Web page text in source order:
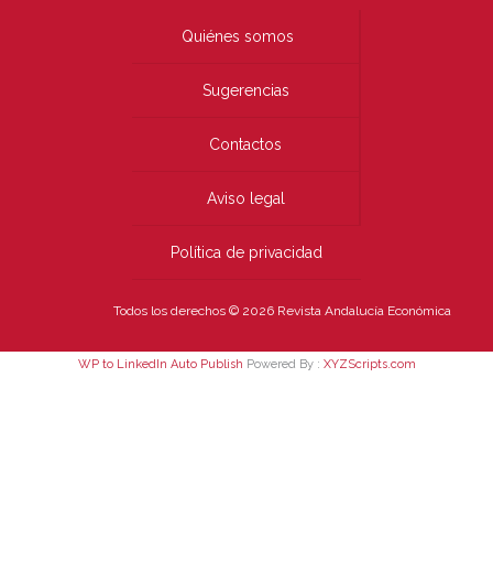
Quiénes somos
Sugerencias
Contactos
Aviso legal
Política de privacidad
Todos los derechos © 2026 Revista Andalucía Económica
WP to LinkedIn Auto Publish Powered By : XYZScripts.com